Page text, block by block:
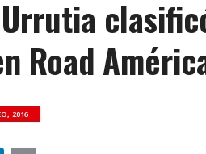
Road
2016